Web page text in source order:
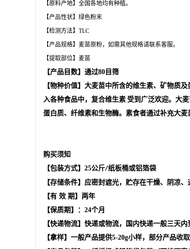
【原料产地】全国各地均有种植。
【产品性状】绿色粉末
【检测方法】TLC
【产品规格】麦苗原粉，如需其他规格请联系客服。
【提取部位】麦苗
【产品目数】通过80目筛
【物种价值】大麦苗中所含的维生素、矿物质
入各种食品中， 复合维生素 受到广泛欢迎。大
蛋白质、纤维素和生物酶。素食者通过补充大
购买须知
【包装方式】 25公斤/纸板桶或铝箔袋
【存储条件】应密封遮光，贮存在干燥、阴凉
【有 效 期】两年
【保质期】： 24个月
【快递物流】快递或物流，国内快递一般三天
【拿样】一般产品提供5-20g小样，部分产品收取